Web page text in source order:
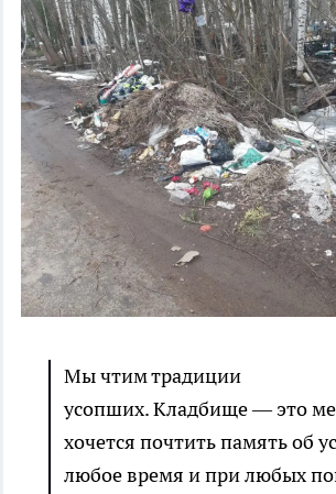
Мы чтим традиции
усопших. Кладбище — это
хочется почтить память об
любое время и при любых